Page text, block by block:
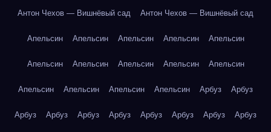
Антон Чехов — Вишнёвый сад Антон Чехов — Вишнёвый сад
Апельсин Апельсин Апельсин Апельсин Апельсин
Апельсин Апельсин Апельсин Апельсин Апельсин
Апельсин Апельсин Апельсин Апельсин Арбуз Арбуз
Арбуз Арбуз Арбуз Арбуз Арбуз Арбуз Арбуз Арбуз